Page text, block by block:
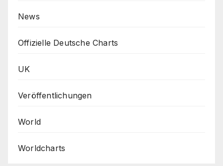
News
Offizielle Deutsche Charts
UK
Veröffentlichungen
World
Worldcharts